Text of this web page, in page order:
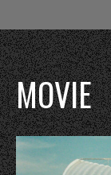
MOVIE